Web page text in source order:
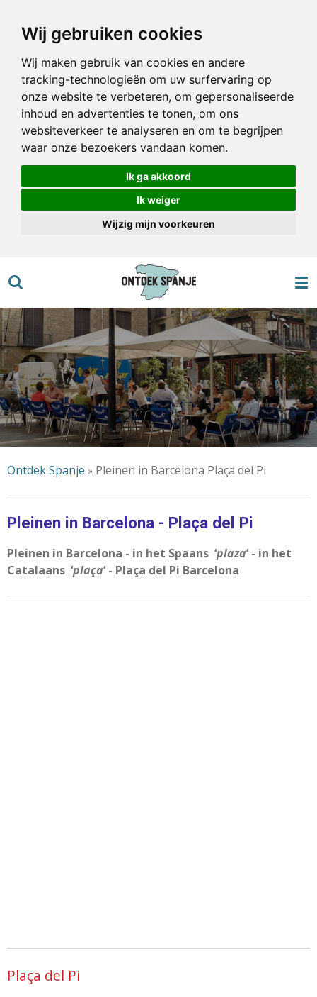
Wij gebruiken cookies
Wij maken gebruik van cookies en andere
tracking-technologieën om uw surfervaring op
onze website te verbeteren, om gepersonaliseerde
inhoud en advertenties te tonen, om ons
websiteverkeer te analyseren en om te begrijpen
waar onze bezoekers vandaan komen.
Ik ga akkoord
Ik weiger
Wijzig mijn voorkeuren
direct
hoofdinhoud
Ontdek Spanje » Pleinen in Barcelona Plaça del Pi
Pleinen in Barcelona - Plaça del Pi
Pleinen in Barcelona - in het Spaans ‘plaza‘ - in het
Catalaans ‘plaça‘ - Plaça del Pi Barcelona
Plaça del Pi